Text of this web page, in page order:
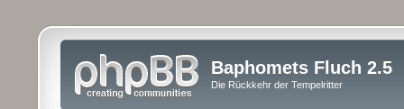
Baphomets Fluch 2.5
Die Rückkehr der Tempelritter